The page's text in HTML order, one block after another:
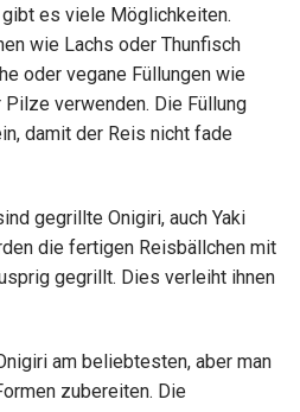
es viele Möglichkeiten.
wie Lachs oder Thunfisch
oder vegane Füllungen wie
verwenden. Die Füllung
damit der Reis nicht fade
gegrillte Onigiri, auch Yaki
die fertigen Reisbällchen mit
gegrillt. Dies verleiht ihnen
am beliebtesten, aber man
zubereiten. Die